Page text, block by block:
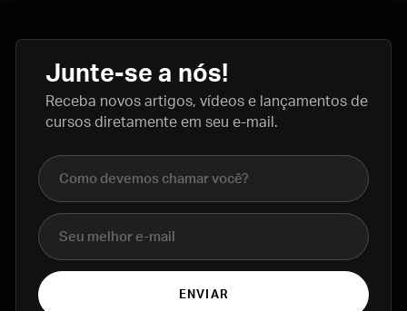
Junte-se a nós!
Receba novos artigos, vídeos e lançamentos de
cursos diretamente em seu e-mail.
Nome completo
E-mail
ENVIAR